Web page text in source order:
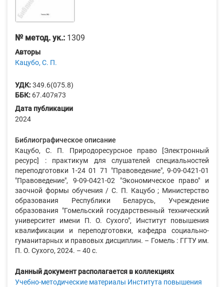
№ метод. ук.: 1309
Авторы
Кацубо, С. П.
УДК:349.6(075.8)
ББК: 67.407я73
Дата публикации
2024
Библиографическое описание
Кацубо, С. П. Природоресурсное право [Электронный
ресурс] : практикум для слушателей специальностей
переподготовки 1-24 01 71 "Правоведение", 9-09-0421-01
"Правоведение", 9-09-0421-02 "Экономическое право" и
заочной формы обучения / С. П. Кацубо ; Министерство
образования Республики Беларусь, Учреждение
образования "Гомельский государственный технический
университет имени П. О. Сухого", Институт повышения
квалификации и переподготовки, кафедра социально-
гуманитарных и правовых дисциплин. – Гомель : ГГТУ им.
П. О. Сухого, 2024. – 40 с.
Данный документ располагается в коллекциях
Учебно-методические материалы Института повышения